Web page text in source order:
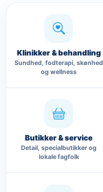
Klinikker & behandling
Sundhed, fodterapi, skønhed
og wellness
Butikker & service
Detail, specialbutikker og
lokale fagfolk